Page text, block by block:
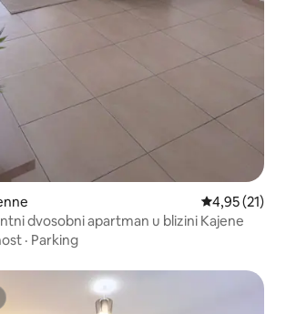
Prosečna
4,95 (21)
dvosobni apartman u blizini Kajene
· Parking